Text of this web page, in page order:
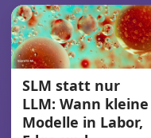
SLM statt nur
LLM: Wann kleine
Modelle in Labor,